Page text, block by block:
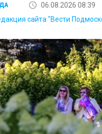
06.08.2026 08:39
сайта "Вести